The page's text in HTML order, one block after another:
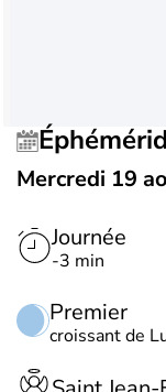
Mercredi 19
Journée
-3 min
Premier
croissant de